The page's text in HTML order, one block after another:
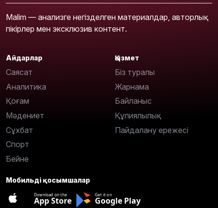
Malim — анализге негізделген материалдар, авторлық
пікірлер мен эксклюзив контент.
Айдарлар
Саясат
Аналитика
Қоғам
Мәдениет
Сұхбат
Спорт
Бейне
Қызмет
Біз туралы
Жарнама
Байланыс
Құпиялылық
Пайдалану ережесі
Мобильді қосымшалар
Download on the
App Store
Get it on
Google Play